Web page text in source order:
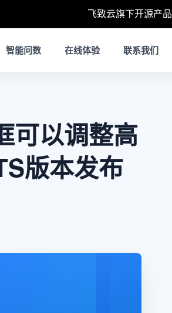
飞致云旗下开源产品
智能问数 在线体验 联系我们
可以调整高
版本发布